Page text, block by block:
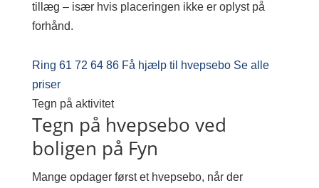
tillæg – især hvis placeringen ikke er oplyst på
forhånd.
Ring 61 72 64 86 Få hjælp til hvepsebo Se alle
priser
Tegn på aktivitet
Tegn på hvepsebo ved
boligen på Fyn
Mange opdager først et hvepsebo, når der